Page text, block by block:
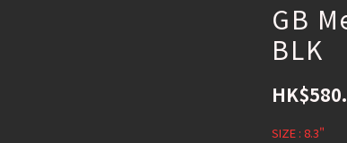
GB
BLK
SIZE : 8.3"